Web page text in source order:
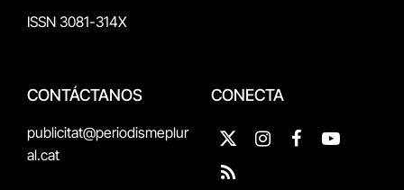
ISSN 3081-314X
CONTÁCTANOS
publicitat@periodismeplur
al.cat
CONECTA
X
(Twitter)
InstagramFacebookYouTube
RSS